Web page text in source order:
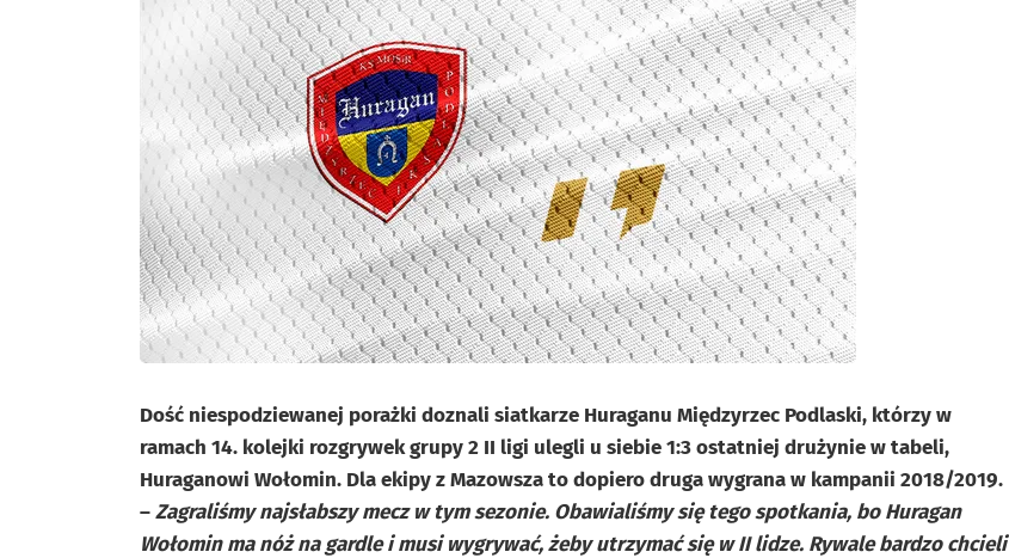
Dość niespodziewanej porażki doznali siatkarze Huraganu Międzyrzec Podlaski, którzy w
ramach 14. kolejki rozgrywek grupy 2 II ligi ulegli u siebie 1:3 ostatniej drużynie w tabeli,
Huraganowi Wołomin. Dla ekipy z Mazowsza to dopiero druga wygrana w kampanii 2018/2019.
–Zagraliśmy najsłabszy mecz w tym sezonie. Obawialiśmy się tego spotkania, bo Huragan
Wołomin ma nóż na gardle i musi wygrywać, żeby utrzymać się w II lidze. Rywale bardzo chcieli